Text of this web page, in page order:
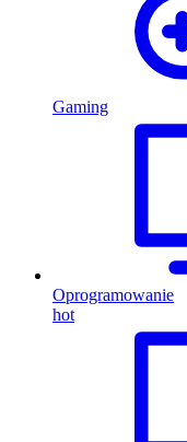
Gaming
Oprogramowanie
hot